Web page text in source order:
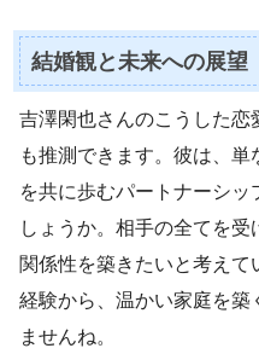
結婚観と未来への展望
吉澤閑也さんのこうした恋
も推測できます。彼は、
を共に歩むパートナーシ
しょうか。相手の全てを
関係性を築きたいと考えて
経験から、温かい家庭を
ませんね。